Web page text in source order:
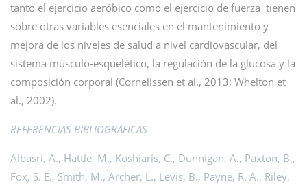
tanto el ejercicio aeróbico como el ejercicio de fuerza tienen
sobre otras variables esenciales en el mantenimiento y
mejora de los niveles de salud a nivel cardiovascular, del
sistema músculo-esquelético, la regulación de la glucosa y la
composición corporal (Cornelissen et al., 2013; Whelton et
al., 2002).
REFERENCIAS BIBLIOGRÁFICAS
Albasri, A., Hattle, M., Koshiaris, C., Dunnigan, A., Paxton, B.,
Fox, S. E., Smith, M., Archer, L., Levis, B., Payne, R. A., Riley,